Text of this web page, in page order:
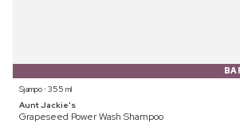
Sjampo ⋅ 355 ml
Aunt Jackie's
Grapeseed Power Wash Shampoo